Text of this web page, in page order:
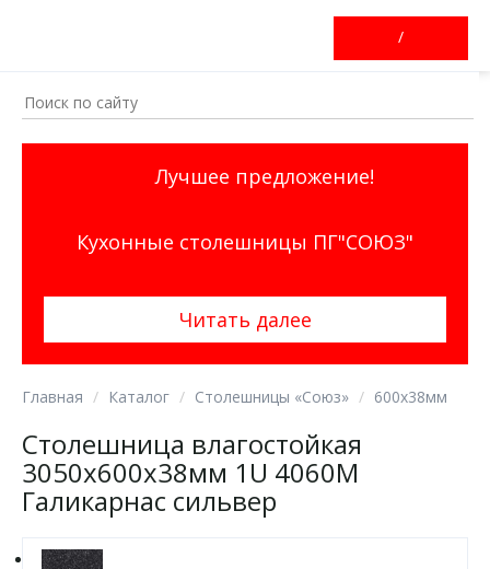
/
Лучшее предложение!
Кухонные столешницы ПГ"СОЮЗ"
Читать далее
Главная Каталог Столешницы «Союз» 600х38мм
Столешница влагостойкая
3050х600х38мм 1U 4060М
Галикарнас сильвер